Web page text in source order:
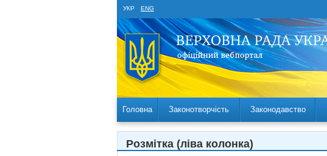
УКР ENG
Головна Законотворчість Законодавство
Розмітка (ліва колонка)